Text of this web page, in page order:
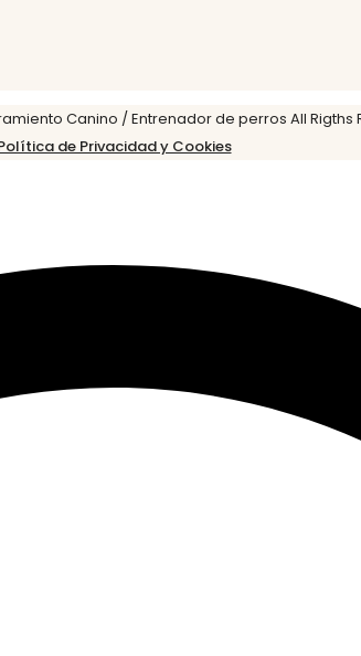
Canino / Entrenador de perros All Rigths
de Privacidad y Cookies